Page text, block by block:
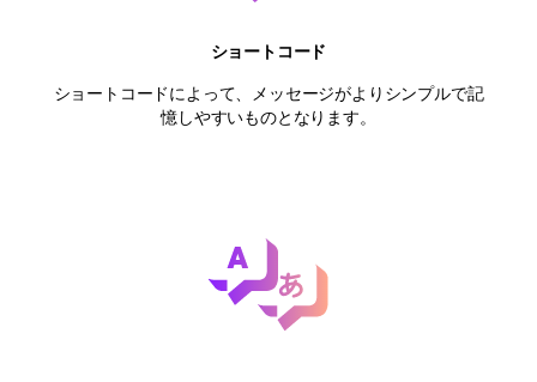
ショートコード
ショートコードによって、メッセージがよりシンプルで記
憶しやすいものとなります。